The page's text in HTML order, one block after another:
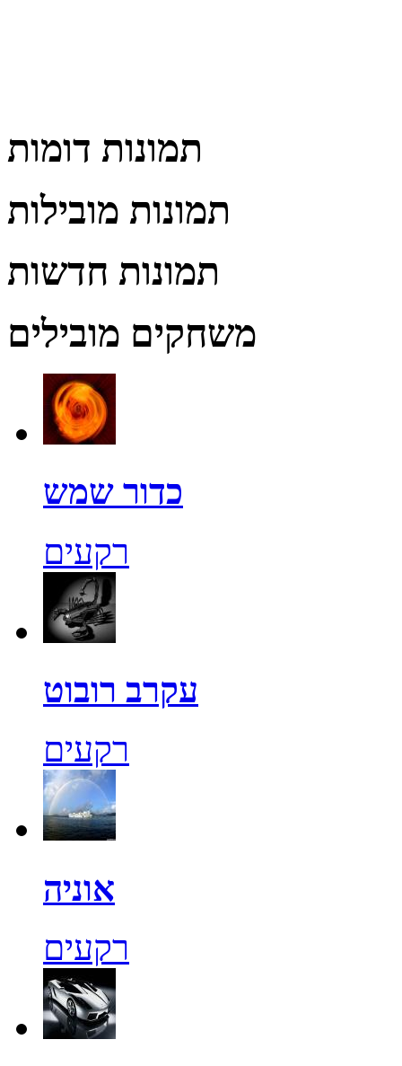
תמונות דומות
תמונות מובילות
תמונות חדשות
משחקים מובילים
כדור שמש
רקעים
עקרב רובוט
רקעים
אוניה
רקעים